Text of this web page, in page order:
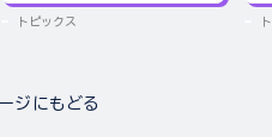
トピックス
ージにもどる